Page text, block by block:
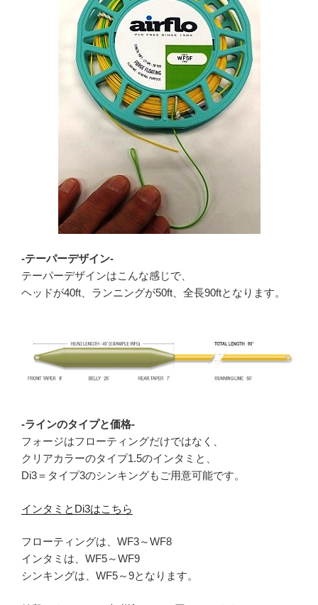
-テーパーデザイン-
テーパーデザインはこんな感じで、
ヘッドが40ft、ランニングが50ft、全長90ftとなります。
-ラインのタイプと価格-
フォージはフローティングだけではなく、
クリアカラーのタイプ1.5のインタミと、
Di3＝タイプ3のシンキングもご用意可能です。
インタミとDi3はこちら
フローティングは、WF3～WF8
インタミは、WF5～WF9
シンキングは、WF5～9となります。